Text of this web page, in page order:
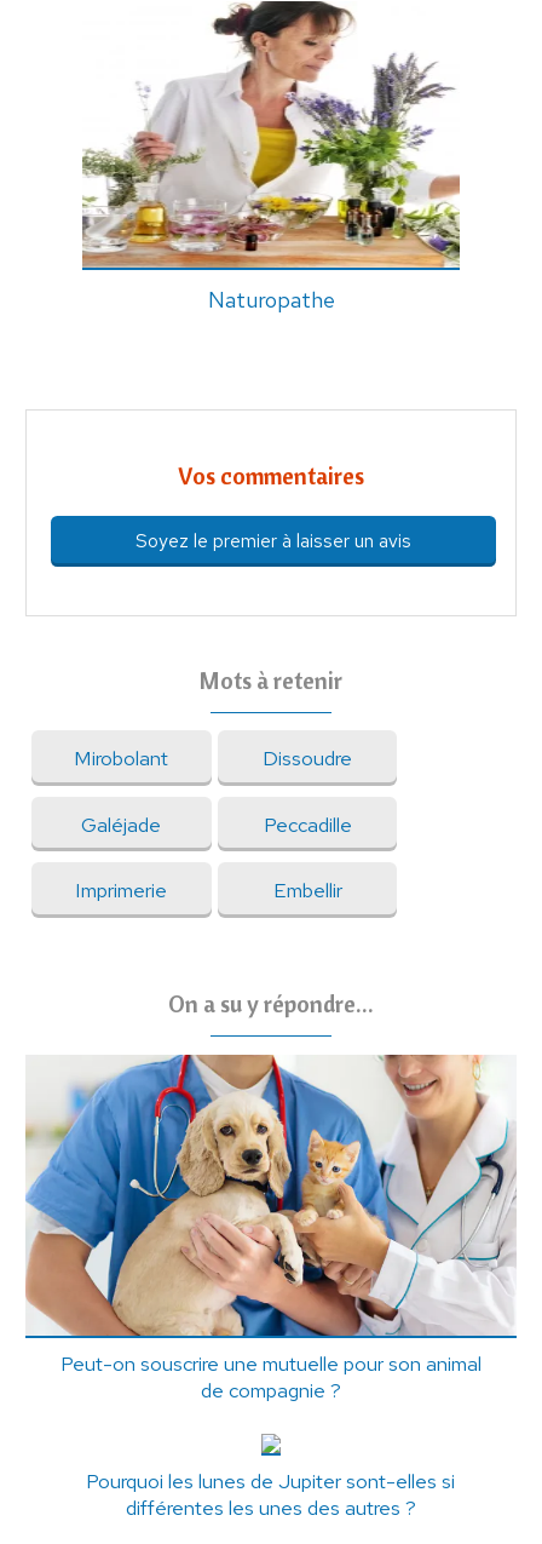
Naturopathe
Vos commentaires
Soyez le premier à laisser un avis
Mots à retenir
Mirobolant Dissoudre
Galéjade Peccadille
Imprimerie Embellir
On a su y répondre...
Peut-on souscrire une mutuelle pour son animal
de compagnie ?
Pourquoi les lunes de Jupiter sont-elles si
différentes les unes des autres ?